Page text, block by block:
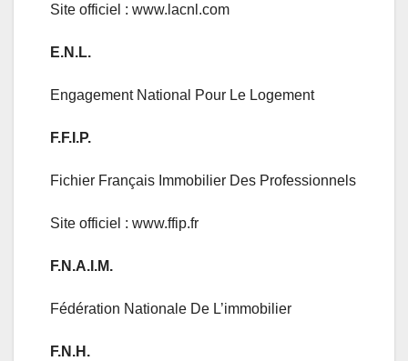
Site officiel : www.lacnl.com
E.N.L.
Engagement National Pour Le Logement
F.F.I.P.
Fichier Français Immobilier Des Professionnels
Site officiel : www.ffip.fr
F.N.A.I.M.
Fédération Nationale De L’immobilier
F.N.H.